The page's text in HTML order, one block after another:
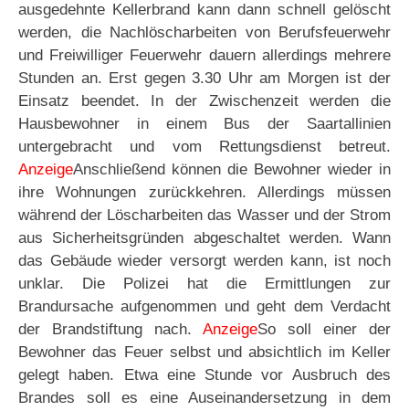
ausgedehnte Kellerbrand kann dann schnell gelöscht
werden, die Nachlöscharbeiten von Berufsfeuerwehr
und Freiwilliger Feuerwehr dauern allerdings mehrere
Stunden an. Erst gegen 3.30 Uhr am Morgen ist der
Einsatz beendet. In der Zwischenzeit werden die
Hausbewohner in einem Bus der Saartallinien
untergebracht und vom Rettungsdienst betreut.
AnzeigeAnschließend können die Bewohner wieder in
ihre Wohnungen zurückkehren. Allerdings müssen
während der Löscharbeiten das Wasser und der Strom
aus Sicherheitsgründen abgeschaltet werden. Wann
das Gebäude wieder versorgt werden kann, ist noch
unklar. Die Polizei hat die Ermittlungen zur
Brandursache aufgenommen und geht dem Verdacht
der Brandstiftung nach. AnzeigeSo soll einer der
Bewohner das Feuer selbst und absichtlich im Keller
gelegt haben. Etwa eine Stunde vor Ausbruch des
Brandes soll es eine Auseinandersetzung in dem